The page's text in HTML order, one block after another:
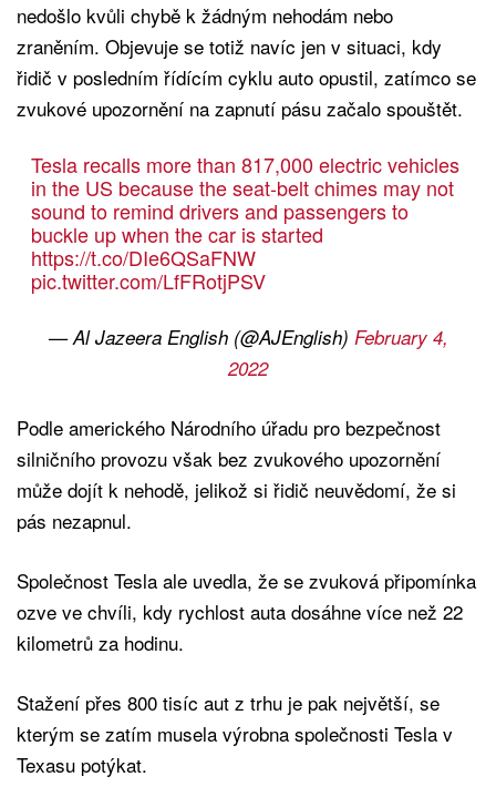
nedošlo kvůli chybě k žádným nehodám nebo
zraněním. Objevuje se totiž navíc jen v situaci, kdy
řidič v posledním řídícím cyklu auto opustil, zatímco se
zvukové upozornění na zapnutí pásu začalo spouštět.
Tesla recalls more than 817,000 electric vehicles
in the US because the seat-belt chimes may not
sound to remind drivers and passengers to
buckle up when the car is started
https://t.co/DIe6QSaFNW
pic.twitter.com/LfFRotjPSV
— Al Jazeera English (@AJEnglish) February 4,
2022
Podle amerického Národního úřadu pro bezpečnost
silničního provozu však bez zvukového upozornění
může dojít k nehodě, jelikož si řidič neuvědomí, že si
pás nezapnul.
Společnost Tesla ale uvedla, že se zvuková připomínka
ozve ve chvíli, kdy rychlost auta dosáhne více než 22
kilometrů za hodinu.
Stažení přes 800 tisíc aut z trhu je pak největší, se
kterým se zatím musela výrobna společnosti Tesla v
Texasu potýkat.